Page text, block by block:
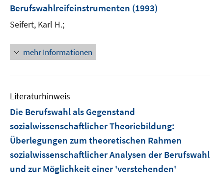
ö
n
Berufswahlreifeinstrumenten (1993)
Seifert, Karl H.;
mehr Informationen
Literaturhinweis
Die Berufswahl als Gegenstand
sozialwissenschaftlicher Theoriebildung:
Überlegungen zum theoretischen Rahmen
sozialwissenschaftlicher Analysen der Berufswahl
und zur Möglichkeit einer 'verstehenden'